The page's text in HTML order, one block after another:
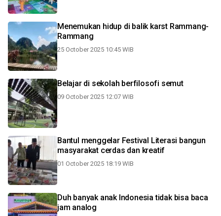
Menemukan hidup di balik karst Rammang-
Rammang
25 October 2025 10:45 WIB
Belajar di sekolah berfilosofi semut
09 October 2025 12:07 WIB
Bantul menggelar Festival Literasi bangun
masyarakat cerdas dan kreatif
01 October 2025 18:19 WIB
Duh banyak anak Indonesia tidak bisa baca
jam analog